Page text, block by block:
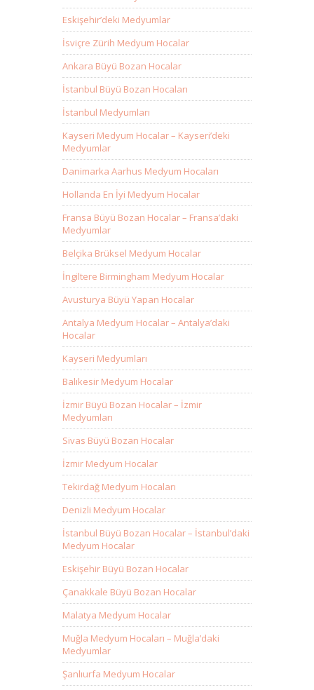
Eskişehir’deki Medyumlar
İsviçre Zürih Medyum Hocalar
Ankara Büyü Bozan Hocalar
İstanbul Büyü Bozan Hocaları
İstanbul Medyumları
Kayseri Medyum Hocalar – Kayseri’deki
Medyumlar
Danimarka Aarhus Medyum Hocaları
Hollanda En İyi Medyum Hocalar
Fransa Büyü Bozan Hocalar – Fransa’daki
Medyumlar
Belçika Brüksel Medyum Hocalar
İngiltere Birmingham Medyum Hocalar
Avusturya Büyü Yapan Hocalar
Antalya Medyum Hocalar – Antalya’daki
Hocalar
Kayseri Medyumları
Balıkesir Medyum Hocalar
İzmir Büyü Bozan Hocalar – İzmir
Medyumları
Sivas Büyü Bozan Hocalar
İzmir Medyum Hocalar
Tekirdağ Medyum Hocaları
Denizli Medyum Hocalar
İstanbul Büyü Bozan Hocalar – İstanbul’daki
Medyum Hocalar
Eskişehir Büyü Bozan Hocalar
Çanakkale Büyü Bozan Hocalar
Malatya Medyum Hocalar
Muğla Medyum Hocaları – Muğla’daki
Medyumlar
Şanlıurfa Medyum Hocalar